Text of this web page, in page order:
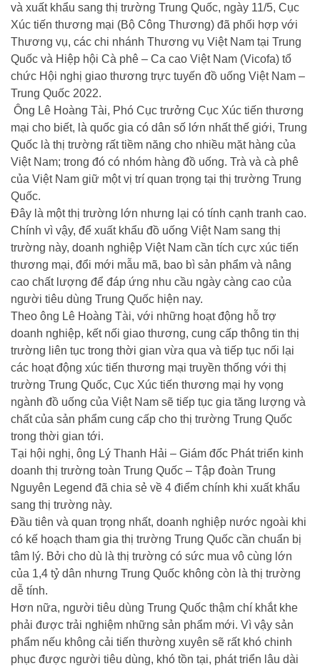
và xuất khẩu sang thị trường Trung Quốc, ngày 11/5, Cục
Xúc tiến thương mại (Bộ Công Thương) đã phối hợp với
Thương vụ, các chi nhánh Thương vụ Việt Nam tại Trung
Quốc và Hiệp hội Cà phê – Ca cao Việt Nam (Vicofa) tổ
chức Hội nghị giao thương trực tuyến đồ uống Việt Nam –
Trung Quốc 2022.
Ông Lê Hoàng Tài, Phó Cục trưởng Cục Xúc tiến thương
mại cho biết, là quốc gia có dân số lớn nhất thế giới, Trung
Quốc là thị trường rất tiềm năng cho nhiều mặt hàng của
Việt Nam; trong đó có nhóm hàng đồ uống. Trà và cà phê
của Việt Nam giữ một vị trí quan trọng tại thị trường Trung
Quốc.
Đây là một thị trường lớn nhưng lại có tính cạnh tranh cao.
Chính vì vậy, để xuất khẩu đồ uống Việt Nam sang thị
trường này, doanh nghiệp Việt Nam cần tích cực xúc tiến
thương mại, đổi mới mẫu mã, bao bì sản phẩm và nâng
cao chất lượng để đáp ứng nhu cầu ngày càng cao của
người tiêu dùng Trung Quốc hiện nay.
Theo ông Lê Hoàng Tài, với những hoạt động hỗ trợ
doanh nghiệp, kết nối giao thương, cung cấp thông tin thị
trường liên tục trong thời gian vừa qua và tiếp tục nối lại
các hoạt động xúc tiến thương mại truyền thống với thị
trường Trung Quốc, Cục Xúc tiến thương mại hy vọng
ngành đồ uống của Việt Nam sẽ tiếp tục gia tăng lượng và
chất của sản phẩm cung cấp cho thị trường Trung Quốc
trong thời gian tới.
Tại hội nghị, ông Lý Thanh Hải – Giám đốc Phát triển kinh
doanh thị trường toàn Trung Quốc – Tập đoàn Trung
Nguyên Legend đã chia sẻ về 4 điểm chính khi xuất khẩu
sang thị trường này.
Đầu tiên và quan trọng nhất, doanh nghiệp nước ngoài khi
có kế hoạch tham gia thị trường Trung Quốc cần chuẩn bị
tâm lý. Bởi cho dù là thị trường có sức mua vô cùng lớn
của 1,4 tỷ dân nhưng Trung Quốc không còn là thị trường
dễ tính.
Hơn nữa, người tiêu dùng Trung Quốc thậm chí khắt khe
phải được trải nghiệm những sản phẩm mới. Vì vậy sản
phẩm nếu không cải tiến thường xuyên sẽ rất khó chinh
phục được người tiêu dùng, khó tồn tại, phát triển lâu dài